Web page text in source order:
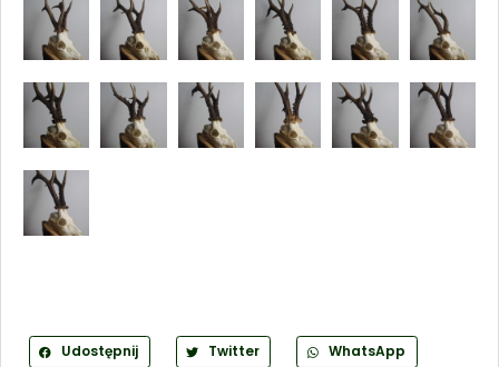
Udostępnij Twitter WhatsApp